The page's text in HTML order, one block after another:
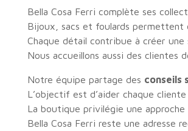
Bella Cosa Ferri complète ses
Bijoux, sacs et foulards permettent
Chaque détail contribue à créer
Nous accueillons aussi des clientes
Notre équipe partage des conseils
L’objectif est d’aider chaque
La boutique privilégie une approche
Bella Cosa Ferri reste une adresse